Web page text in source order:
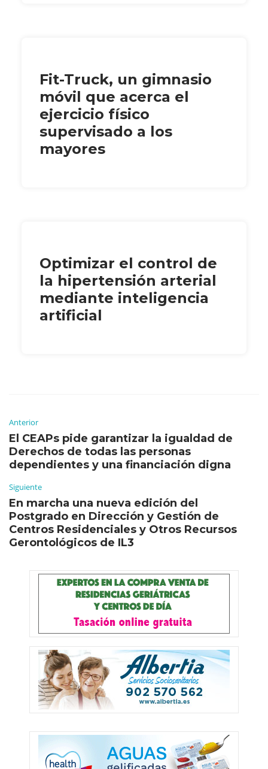
Fit-Truck, un gimnasio
móvil que acerca el
ejercicio físico
supervisado a los
mayores
Optimizar el control de
la hipertensión arterial
mediante inteligencia
artificial
Anterior
El CEAPs pide garantizar la igualdad de
Derechos de todas las personas
dependientes y una financiación digna
Siguiente
En marcha una nueva edición del
Postgrado en Dirección y Gestión de
Centros Residenciales y Otros Recursos
Gerontológicos de IL3